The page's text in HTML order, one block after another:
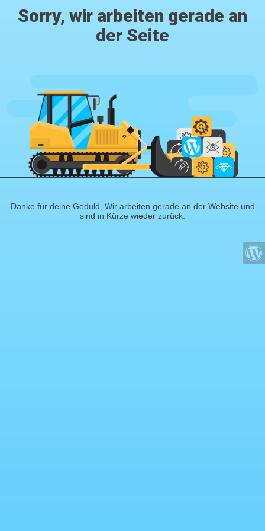
Sorry, wir arbeiten gerade an
der Seite
Danke für deine Geduld. Wir arbeiten gerade an der Website und
sind in Kürze wieder zurück.